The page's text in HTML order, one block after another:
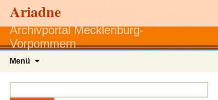
Ariadne
Archivportal Mecklenburg-
Vorpommern
Menü